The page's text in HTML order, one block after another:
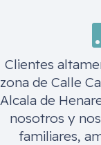
Clientes
zona deCalle
Alcala de
nosotros y
familiares,